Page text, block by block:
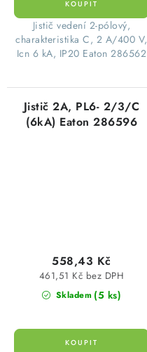
​Jistič vedení 2-pólový,
charakteristika C, 2 A/400 V,
Icn 6 kA, IP20 Eaton 286562
Jistič 2A, PL6- 2/3/C
(6kA) Eaton 286596
Skladem (5 ks)
461,51 Kč bez DPH
558,43 Kč